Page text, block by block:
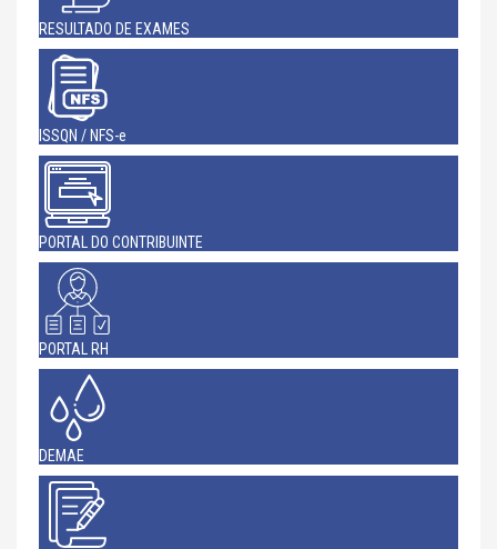
RESULTADO DE EXAMES
ISSQN / NFS-e
PORTAL DO CONTRIBUINTE
PORTAL RH
DEMAE